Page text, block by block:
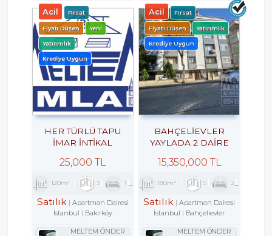
Acil Fırsat
Fiyatı Düşen Yeni
Yatırımlık
Krediye Uygun
HER TÜRLÜ TAPU
İMAR İNTİKAL
KENTSEL DÖNÜŞÜM
DANIŞMANLIK
HİZMETLERİ
25,000 TL
120m² 3 1 2
Satılık
Apartman Dairesi
İstanbul
Bakırköy
MELTEM ÖNDER
Acil Fırsat
Fiyatı Düşen Yatırımlık
Krediye Uygun
BAHÇELİEVLER
YAYLADA 2 DAİRE
15,350,000 TL
180m² 5 2
Satılık
Apartman Dairesi
İstanbul
Bahçelievler
MELTEM ÖNDER